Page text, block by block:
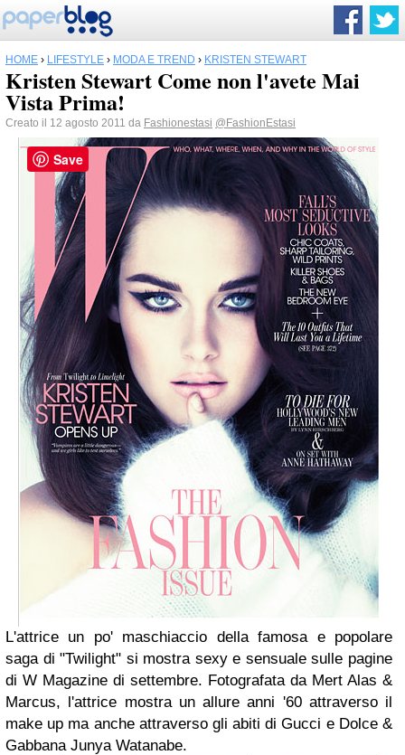
HOME › LIFESTYLE › MODA E TREND › KRISTEN STEWART
Kristen Stewart Come non l'avete Mai
Vista Prima!
Creato il 12 agosto 2011 da Fashionestasi @FashionEstasi
L'attrice un po' maschiaccio della famosa e popolare
saga di "Twilight" si mostra sexy e sensuale sulle pagine
di W Magazine di settembre. Fotografata da Mert Alas &
Marcus, l'attrice mostra un allure anni '60 attraverso il
make up ma anche attraverso gli abiti di Gucci e Dolce &
Gabbana Junya Watanabe.
Save